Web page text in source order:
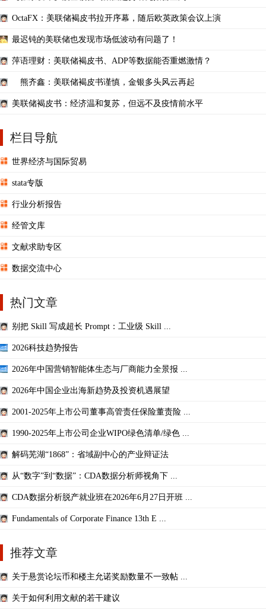
OctaFX：美联储褐皮书拉开序幕，随后欧英政策会议上演
最迟钝的美联储也发现市场低波动有问题了！
萍语理财：美联储褐皮书、ADP等数据能否重燃激情？
熊齐鑫：美联储褐皮书谨慎，金银多头风云再起
美联储褐皮书：经济温和复苏，但远不及疫情前水平
栏目导航
世界经济与国际贸易
stata专版
行业分析报告
经管文库
文献求助专区
数据交流中心
热门文章
别把 Skill 写成超长 Prompt：工业级 Skill ...
2026科技趋势报告
2026年中国营销智能体生态与厂商能力全景报 ...
2026年中国企业出海新趋势及投资机遇展望
2001-2025年上市公司董事高管责任保险董责险 ...
1990-2025年上市公司企业WIPO绿色清单/绿色 ...
解码芜湖“1868”：省域副中心的产业辩证法
从“数字”到“数据”：CDA数据分析师视角下 ...
CDA数据分析脱产就业班在2026年6月27日开班 ...
Fundamentals of Corporate Finance 13th E ...
推荐文章
关于悬赏论坛币和楼主允诺奖励数量不一致帖 ...
关于如何利用文献的若干建议